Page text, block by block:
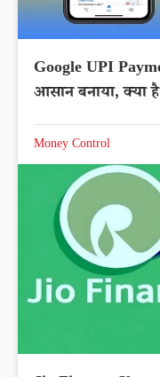
Google UPI
आसान बनाया, क्या
Money Control